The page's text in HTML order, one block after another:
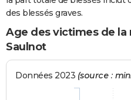
des blessés graves.
Age des victimes de la
Saulnot
Données 2023 (source :